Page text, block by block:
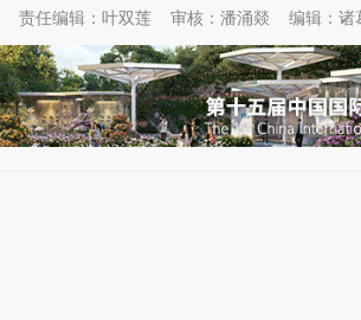
编辑：诸
审核：潘涌燚
责任编辑：叶双莲